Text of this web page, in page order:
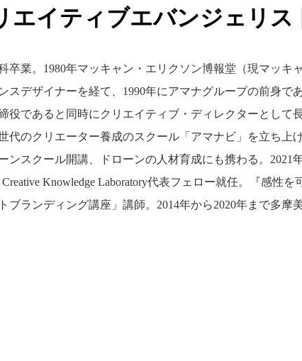
エイティブエバンジェリス
卒業。1980年マッキャン・エリクソン博報堂（現マッキ
スデザイナーを経て、1990年にアマナグループの前身で
役であると同時にクリエイティブ・ディレクターとして
代のクリエーター養成のスクール「アマナビ」を立ち上
ンスクール開講、ドローンの人材育成にも携わる。2021
Creative Knowledge Laboratory代表フェロー就任。『感性
ブランディング講座」講師。2014年から2020年まで多摩